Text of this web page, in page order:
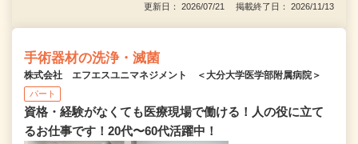
更新日： 2026/07/21 掲載終了日： 2026/11/13
手術器材の洗浄・滅菌
株式会社 エフエスユニマネジメント ＜大分大学医学部附属病院＞
パート
資格・経験がなくても医療現場で働ける！人の役に立て
るお仕事です！20代〜60代活躍中！